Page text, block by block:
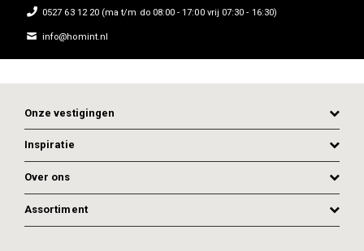
0527 63 12 20 (ma t/m do 08:00 - 17:00 vrij 07:30 - 16:30)
info@homint.nl
Onze vestigingen
Inspiratie
Over ons
Assortiment